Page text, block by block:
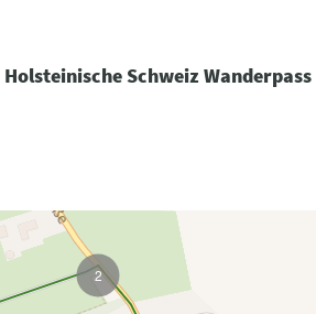
Holsteinische Schweiz Wanderpass
2